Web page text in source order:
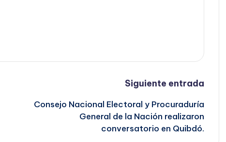
Siguiente entrada
Consejo Nacional Electoral y Procuraduría
General de la Nación realizaron
conversatorio en Quibdó.